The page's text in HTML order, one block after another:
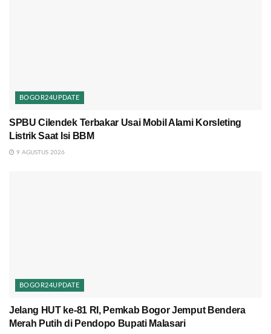
BOGOR24UPDATE
SPBU Cilendek Terbakar Usai Mobil Alami Korsleting
Listrik Saat Isi BBM
9 AGUSTUS 2026
BOGOR24UPDATE
Jelang HUT ke-81 RI, Pemkab Bogor Jemput Bendera
Merah Putih di Pendopo Bupati Malasari